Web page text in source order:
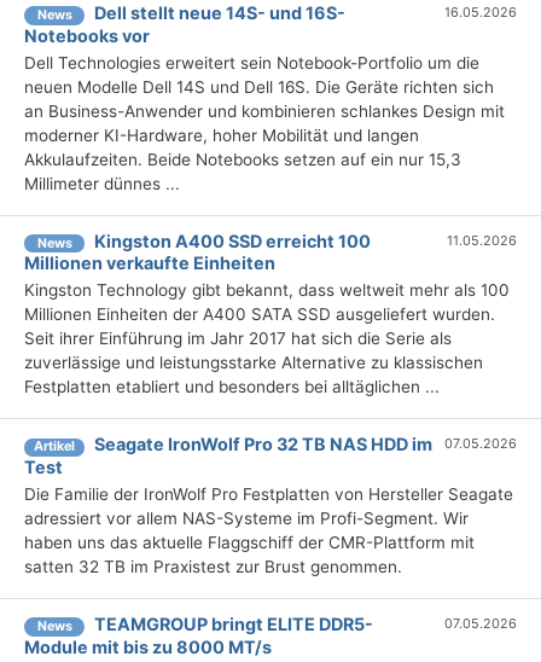
News
Dell stellt neue 14S- und 16S-
Notebooks vor
16.05.2026
Dell Technologies erweitert sein Notebook-Portfolio um die
neuen Modelle Dell 14S und Dell 16S. Die Geräte richten sich
an Business-Anwender und kombinieren schlankes Design mit
moderner KI-Hardware, hoher Mobilität und langen
Akkulaufzeiten. Beide Notebooks setzen auf ein nur 15,3
Millimeter dünnes ...
News
Kingston A400 SSD erreicht 100
Millionen verkaufte Einheiten
11.05.2026
Kingston Technology gibt bekannt, dass weltweit mehr als 100
Millionen Einheiten der A400 SATA SSD ausgeliefert wurden.
Seit ihrer Einführung im Jahr 2017 hat sich die Serie als
zuverlässige und leistungsstarke Alternative zu klassischen
Festplatten etabliert und besonders bei alltäglichen ...
Artikel
Seagate IronWolf Pro 32 TB NAS HDD im
Test
07.05.2026
Die Familie der IronWolf Pro Festplatten von Hersteller Seagate
adressiert vor allem NAS-Systeme im Profi-Segment. Wir
haben uns das aktuelle Flaggschiff der CMR-Plattform mit
satten 32 TB im Praxistest zur Brust genommen.
News
TEAMGROUP bringt ELITE DDR5-
Module mit bis zu 8000 MT/s
07.05.2026